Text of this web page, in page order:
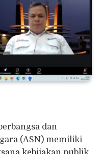
dan
(ASN) memiliki